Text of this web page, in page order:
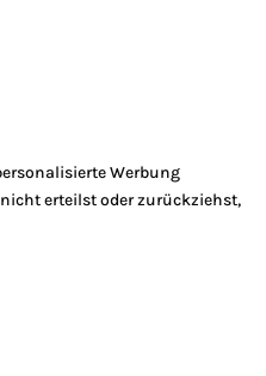
Werbung
erteilst oder zurückziehst,